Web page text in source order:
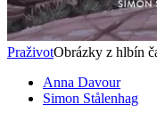
PraživotObrázky z hlbín
Anna Davour
Simon Stålenhag